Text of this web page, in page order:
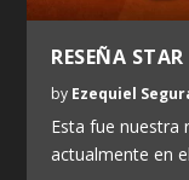
RESEÑA
by Ezequiel
Esta fue nuestra
actualmente en